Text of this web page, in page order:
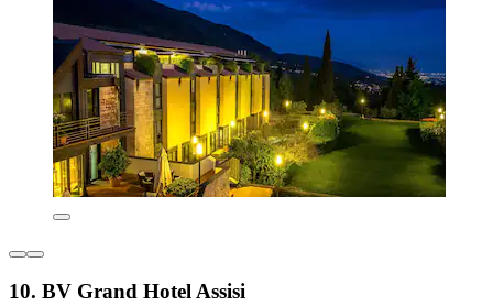
10. BV Grand Hotel Assisi